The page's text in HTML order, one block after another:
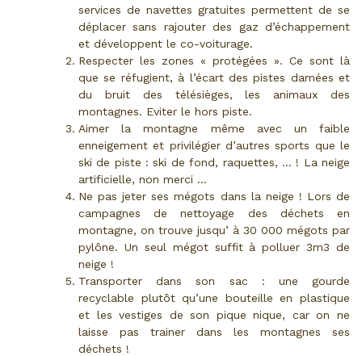
services de navettes gratuites permettent de se
déplacer sans rajouter des gaz d’échappement
et développent le co-voiturage.
Respecter les zones « protégées ». Ce sont là
que se réfugient, à l’écart des pistes damées et
du bruit des télésièges, les animaux des
montagnes. Eviter le hors piste.
Aimer la montagne même avec un faible
enneigement et privilégier d’autres sports que le
ski de piste : ski de fond, raquettes, … ! La neige
artificielle, non merci …
Ne pas jeter ses mégots dans la neige ! Lors de
campagnes de nettoyage des déchets en
montagne, on trouve jusqu’ à 30 000 mégots par
pylône. Un seul mégot suffit à polluer 3m3 de
neige !
Transporter dans son sac : une gourde
recyclable plutôt qu’une bouteille en plastique
et les vestiges de son pique nique, car on ne
laisse pas trainer dans les montagnes ses
déchets !